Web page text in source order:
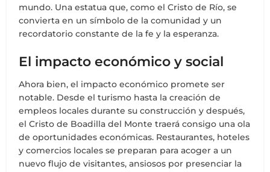
mundo. Una estatua que, como el Cristo de Río, se
convierta en un símbolo de la comunidad y un
recordatorio constante de la fe y la esperanza.
El impacto económico y social
Ahora bien, el impacto económico promete ser
notable. Desde el turismo hasta la creación de
empleos locales durante su construcción y después,
el Cristo de Boadilla del Monte traerá consigo una ola
de oportunidades económicas. Restaurantes, hoteles
y comercios locales se preparan para acoger a un
nuevo flujo de visitantes, ansiosos por presenciar la